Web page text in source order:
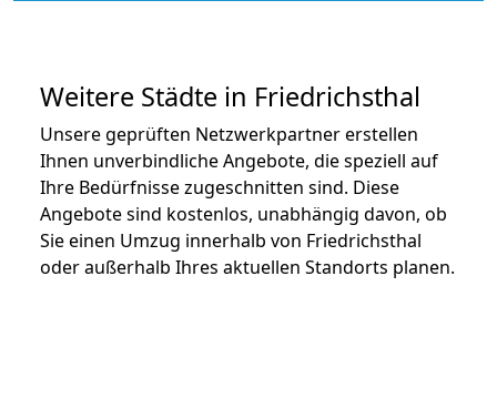
Weitere Städte in Friedrichsthal
Unsere geprüften Netzwerkpartner erstellen
Ihnen unverbindliche Angebote, die speziell auf
Ihre Bedürfnisse zugeschnitten sind. Diese
Angebote sind kostenlos, unabhängig davon, ob
Sie einen Umzug innerhalb von Friedrichsthal
oder außerhalb Ihres aktuellen Standorts planen.